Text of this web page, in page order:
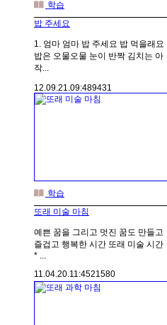
학습
밥 주세요
1. 엄마 엄마 밥 주세요 밥 먹을래요
밥은 오물오물 눈이 반짝 김치는 아
작...
12.09.21. 09:489431
학습
또래 미술 마침
예쁜 꿈을 그리고 멋진 꿈도 만들고
즐겁고 행복한 시간 또래 미술 시간
* ...
11.04.20.11:4521580